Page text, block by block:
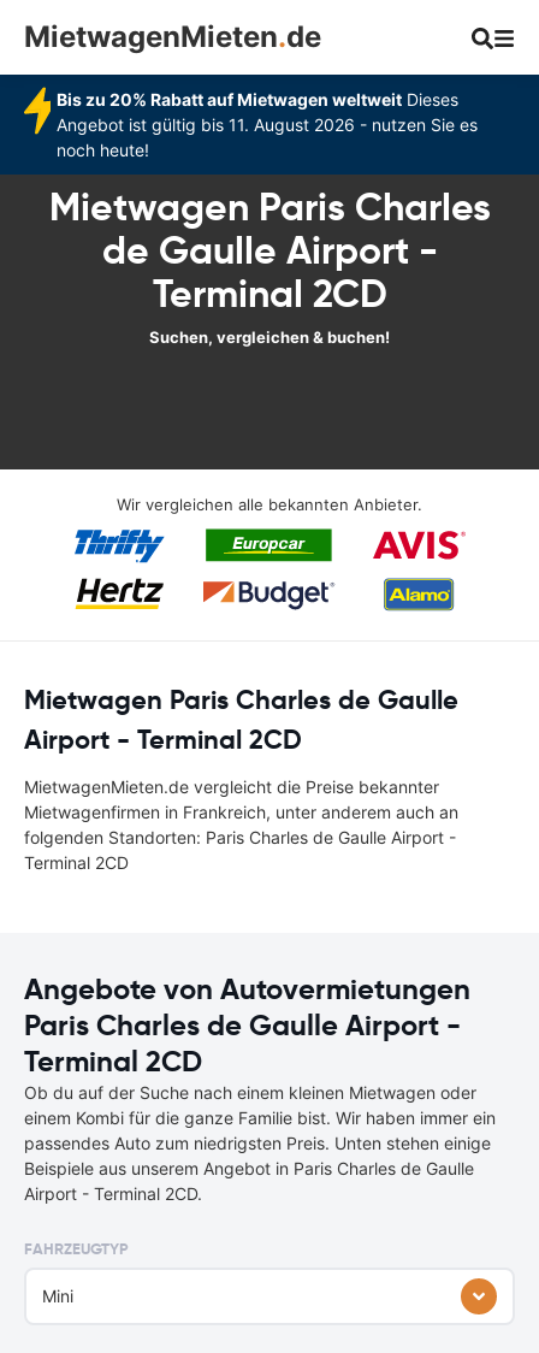
MietwagenMieten.de
Bis zu 20% Rabatt auf Mietwagen weltweitDieses
Angebot ist gültig bis 11. August 2026 - nutzen Sie es
noch heute!
Mietwagen Paris Charles
de Gaulle Airport -
Terminal 2CD
Suchen, vergleichen & buchen!
Wir vergleichen alle bekannten Anbieter.
Mietwagen Paris Charles de Gaulle
Airport - Terminal 2CD
MietwagenMieten.de vergleicht die Preise bekannter
Mietwagenfirmen in Frankreich, unter anderem auch an
folgenden Standorten: Paris Charles de Gaulle Airport -
Terminal 2CD
Angebote von Autovermietungen
Paris Charles de Gaulle Airport -
Terminal 2CD
Ob du auf der Suche nach einem kleinen Mietwagen oder
einem Kombi für die ganze Familie bist. Wir haben immer ein
passendes Auto zum niedrigsten Preis. Unten stehen einige
Beispiele aus unserem Angebot in Paris Charles de Gaulle
Airport - Terminal 2CD.
FAHRZEUGTYP
Mini